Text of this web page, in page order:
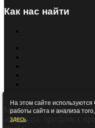
Как нас найти
Metall63.ru - Интернет-
арматура, профлист,
На этом сайте
работы сайта и анализа
здесь.